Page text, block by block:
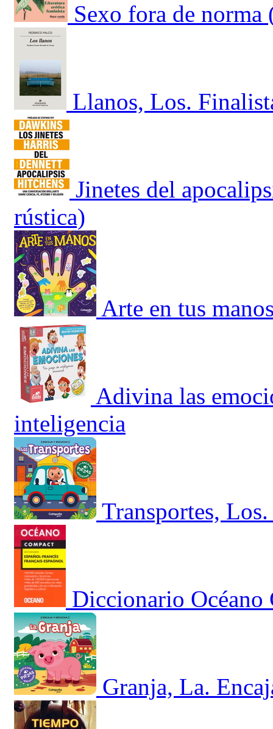
Sexo fora de
Llanos, Los.
Jinetes del
rústica)
Arte en tus
Adivina las
inteligencia
Transportes,
Diccionario Océano
Granja, La.